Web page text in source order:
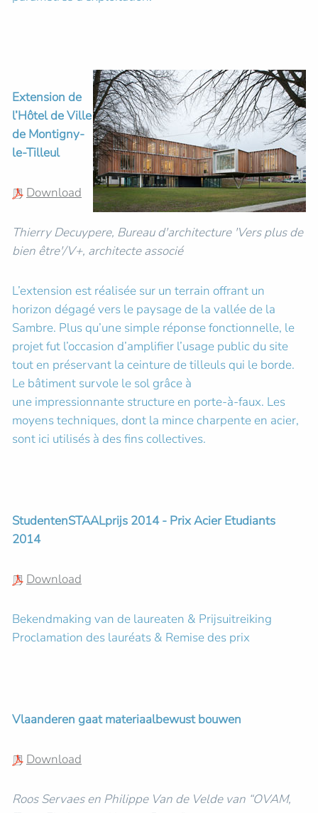
Extension de
l’Hôtel de Ville
de Montigny-
le-Tilleul
Download
Thierry Decuypere, Bureau d'architecture 'Vers plus de
bien être'/V+, architecte associé
L’extension est réalisée sur un terrain offrant un
horizon dégagé vers le paysage de la vallée de la
Sambre. Plus qu’une simple réponse fonctionnelle, le
projet fut l’occasion d’amplifier l’usage public du site
tout en préservant la ceinture de tilleuls qui le borde.
Le bâtiment survole le sol grâce à
une impressionnante structure en porte-à-faux. Les
moyens techniques, dont la mince charpente en acier,
sont ici utilisés à des fins collectives.
StudentenSTAALprijs 2014 - Prix Acier Etudiants
2014
Download
Bekendmaking van de laureaten & Prijsuitreiking
Proclamation des lauréats & Remise des prix
Vlaanderen gaat materiaalbewust bouwen
Download
Roos Servaes en Philippe Van de Velde van “OVAM,